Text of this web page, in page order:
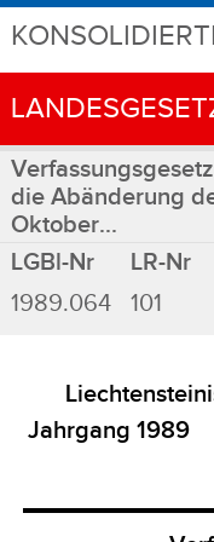
die Abänderung
Oktober...
LGBl-Nr
LR-Nr
1989.064
101